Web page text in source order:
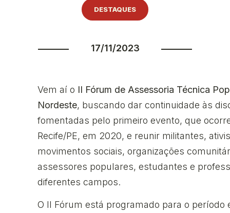
DESTAQUES
17/11/2023
Vem aí o II Fórum de Assessoria Técnica
Nordeste, buscando dar continuidade às
fomentadas pelo primeiro evento, que
Recife/PE, em 2020, e reunir militantes,
movimentos sociais, organizações
assessores populares, estudantes e
diferentes campos.
O II Fórum está programado para o período